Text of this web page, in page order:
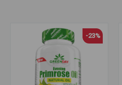
-23%